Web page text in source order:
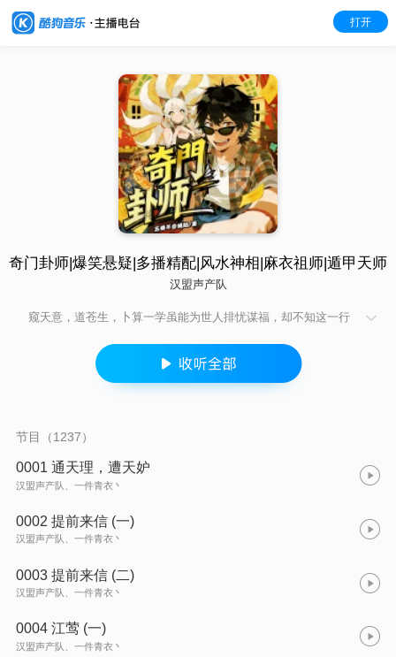
打开
奇门卦师|爆笑悬疑|多播精配|风水神相|麻衣祖师|遁甲天师
汉盟声产队
窥天意，道苍生，卜算一学虽能为世人排忧谋福，却不知这一行
怕的天罚落在了这一代人身上。 对了，我叫李长生，是李家这一
代的四个孩子中唯一活下来的那一个。
节目（1237）
0001 通天理，遭天妒
汉盟声产队、一件青衣丶
0002 提前来信 (一)
汉盟声产队、一件青衣丶
0003 提前来信 (二)
汉盟声产队、一件青衣丶
0004 江莺 (一)
汉盟声产队、一件青衣丶